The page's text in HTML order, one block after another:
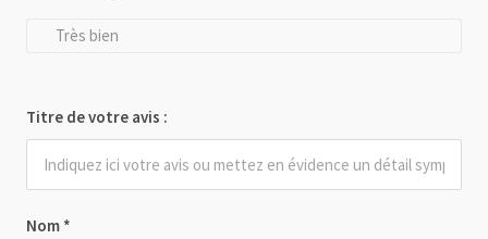
Nom *
Très bien
Titre de votre avis :